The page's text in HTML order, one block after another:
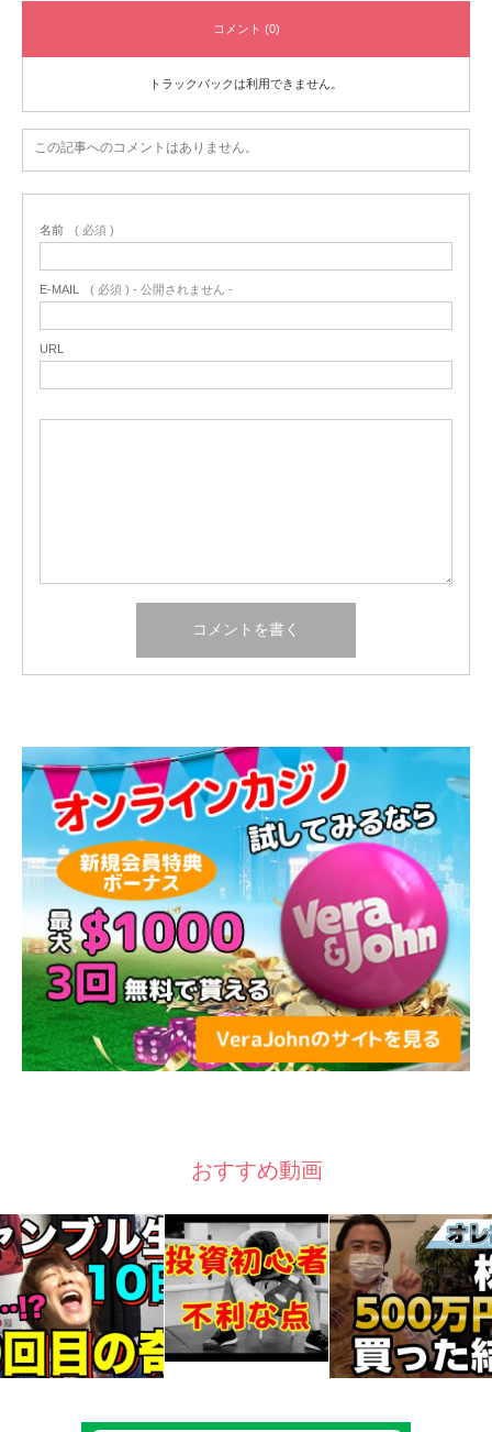
コメント (0)
トラックバックは利用できません。
この記事へのコメントはありません。
名前 ( 必須 )
E-MAIL ( 必須 ) - 公開されません -
URL
おすすめ動画